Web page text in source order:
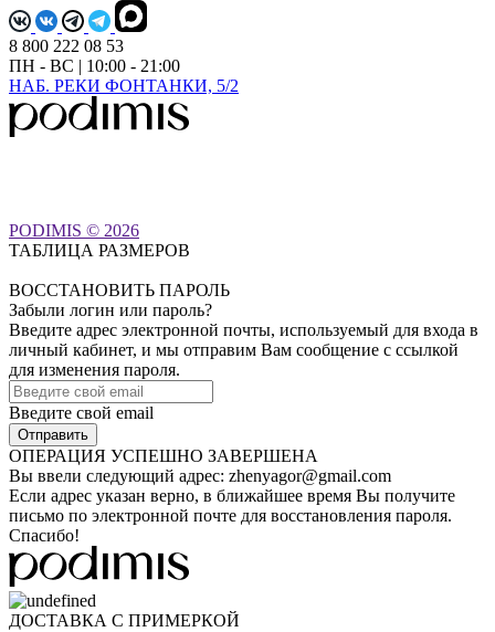
8 800 222 08 53
ПН - ВС | 10:00 - 21:00
НАБ. РЕКИ ФОНТАНКИ, 5/2
PODIMIS © 2026
ТАБЛИЦА РАЗМЕРОВ
ВОССТАНОВИТЬ ПАРОЛЬ
Забыли логин или пароль?
Введите адрес электронной почты, используемый для входа в
личный кабинет, и мы отправим Вам сообщение с ссылкой
для изменения пароля.
Введите свой email
ОПЕРАЦИЯ УСПЕШНО ЗАВЕРШЕНА
Вы ввели следующий адрес: zhenyagor@gmail.com
Если адрес указан верно, в ближайшее время Вы получите
письмо по электронной почте для восстановления пароля.
Спасибо!
ДОСТАВКА С ПРИМЕРКОЙ